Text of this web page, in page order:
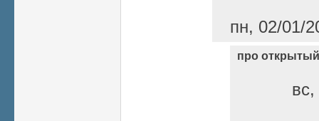
пн, 02/01/
про